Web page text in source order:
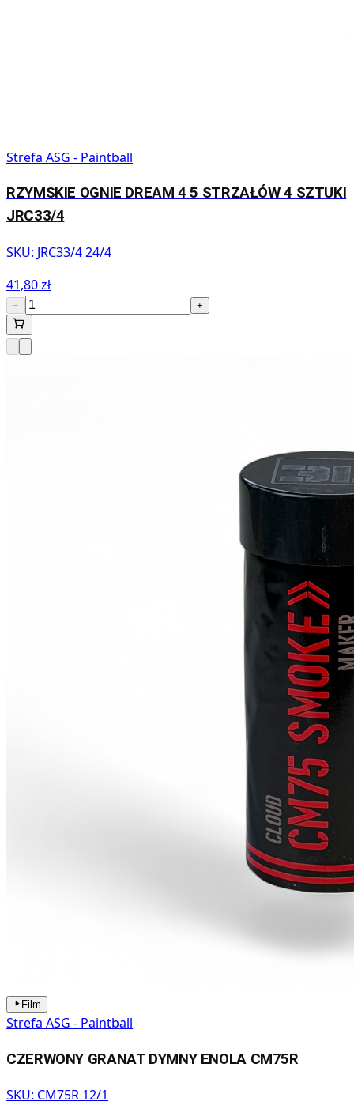
Strefa ASG - Paintball
RZYMSKIE OGNIE DREAM 4 5 STRZAŁÓW 4 SZTUKI
JRC33/4
SKU: JRC33/4 24/4
41,80 zł
− +
Film
Strefa ASG - Paintball
CZERWONY GRANAT DYMNY ENOLA CM75R
SKU: CM75R 12/1